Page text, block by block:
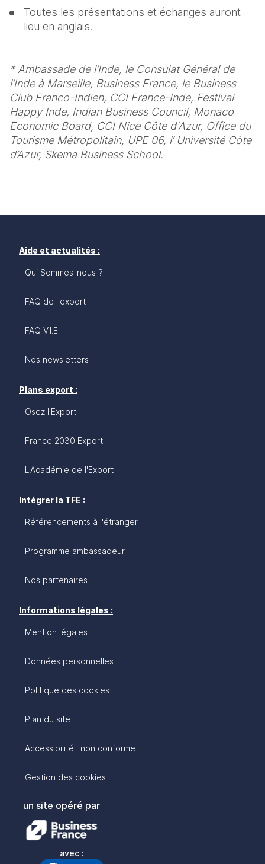
Toutes les présentations et échanges auront
lieu en anglais.
* Ambassade de l’Inde, le Consulat Général de
l’Inde à Marseille, Business France, le Business
Club Franco-Indien, CCI France-Inde, Festival
Happy Inde, Indian Business Council, Monaco
Economic Board, CCI Nice Côte d'Azur, Office du
Tourisme Métropolitain, UPE 06, l’ Université Côte
d’Azur, Skema Business School.
Aide et actualités :
Qui Sommes-nous ?
FAQ de l'export
FAQ V.I.E
Nos newsletters
Plans export :
Osez l'Export
France 2030 Export
L'Académie de l'Export
Intégrer la TFE :
Référencements à l'étranger
Programme ambassadeur
Nos partenaires
Informations légales :
Mention légales
Données personnelles
Politique des cookies
Plan du site
Accessibilité : non conforme
Gestion des cookies
un site opéré par
avec :